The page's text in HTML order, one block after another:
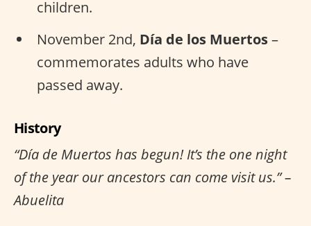
children.
November 2nd, Día de los Muertos–
commemorates adults who have
passed away.
History
“Día de Muertos has begun! It’s the one night
of the year our ancestors can come visit us.” –
Abuelita